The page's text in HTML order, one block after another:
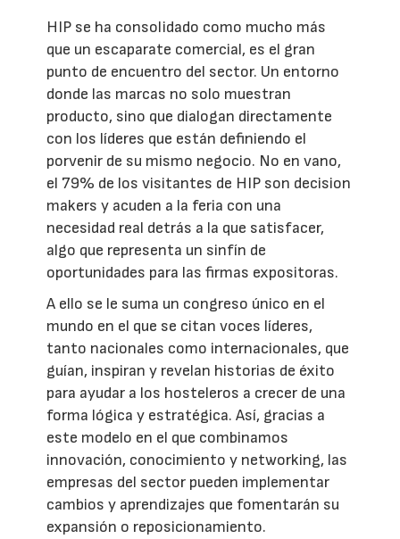
HIP se ha consolidado como mucho más
que un escaparate comercial, es el gran
punto de encuentro del sector. Un entorno
donde las marcas no solo muestran
producto, sino que dialogan directamente
con los líderes que están definiendo el
porvenir de su mismo negocio. No en vano,
el 79% de los visitantes de HIP son decision
makers y acuden a la feria con una
necesidad real detrás a la que satisfacer,
algo que representa un sinfín de
oportunidades para las firmas expositoras.
A ello se le suma un congreso único en el
mundo en el que se citan voces líderes,
tanto nacionales como internacionales, que
guían, inspiran y revelan historias de éxito
para ayudar a los hosteleros a crecer de una
forma lógica y estratégica. Así, gracias a
este modelo en el que combinamos
innovación, conocimiento y networking, las
empresas del sector pueden implementar
cambios y aprendizajes que fomentarán su
expansión o reposicionamiento.